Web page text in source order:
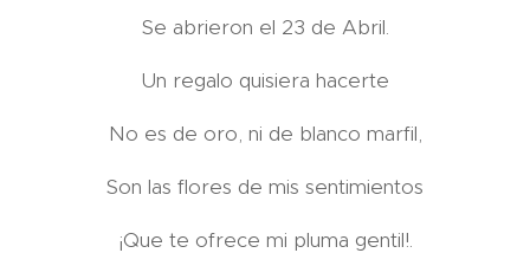
Se abrieron el 23 de Abril.
Un regalo quisiera hacerte
No es de oro, ni de blanco marfil,
Son las flores de mis sentimientos
¡Que te ofrece mi pluma gentil!.